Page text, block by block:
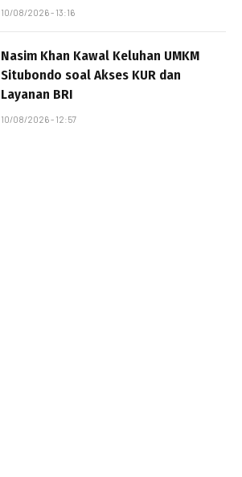
10/08/2026 - 13:16
Nasim Khan Kawal Keluhan UMKM
Situbondo soal Akses KUR dan
Layanan BRI
10/08/2026 - 12:57